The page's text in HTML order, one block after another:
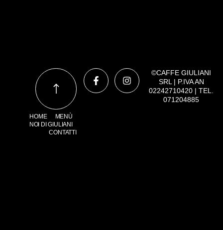
©CAFFE GIULIANI
SRL | P.IVA AN
02242710420 | TEL.
071204885
HOME
MENÙ
NOI DI GIULIANI
CONTATTI